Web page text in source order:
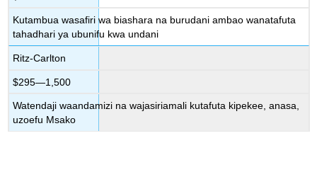
Kutambua wasafiri wa biashara na burudani ambao wanatafuta
tahadhari ya ubunifu kwa undani
Ritz-Carlton
$295—1,500
Watendaji waandamizi na wajasiriamali kutafuta kipekee, anasa,
uzoefu Msako